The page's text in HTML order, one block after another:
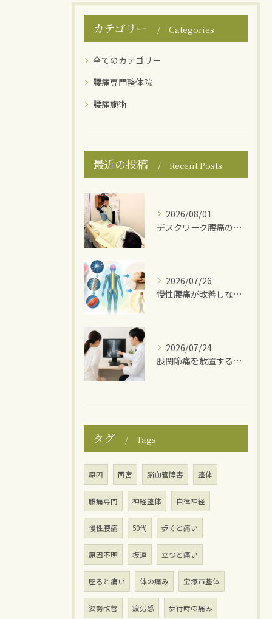
カテゴリー Categories
全てのカテゴリー
腰痛専門整体院
腰痛施術
最近の投稿 Recent Posts
2026/08/01
デスクワーク腰痛の原因
2026/07/26
慢性腰痛が改善しない理由
2026/07/24
股関節痛を放置するとどうなる？
タグ Tags
原因 西宮 脳血管障害 整体
腰痛専門 神経整体 自律神経
慢性腰痛 50代 歩くと痛い
原因不明 坂道 立つと痛い
座ると痛い 体の痛み 宝塚市整体
姿勢改善 疲労感 歩行時の痛み